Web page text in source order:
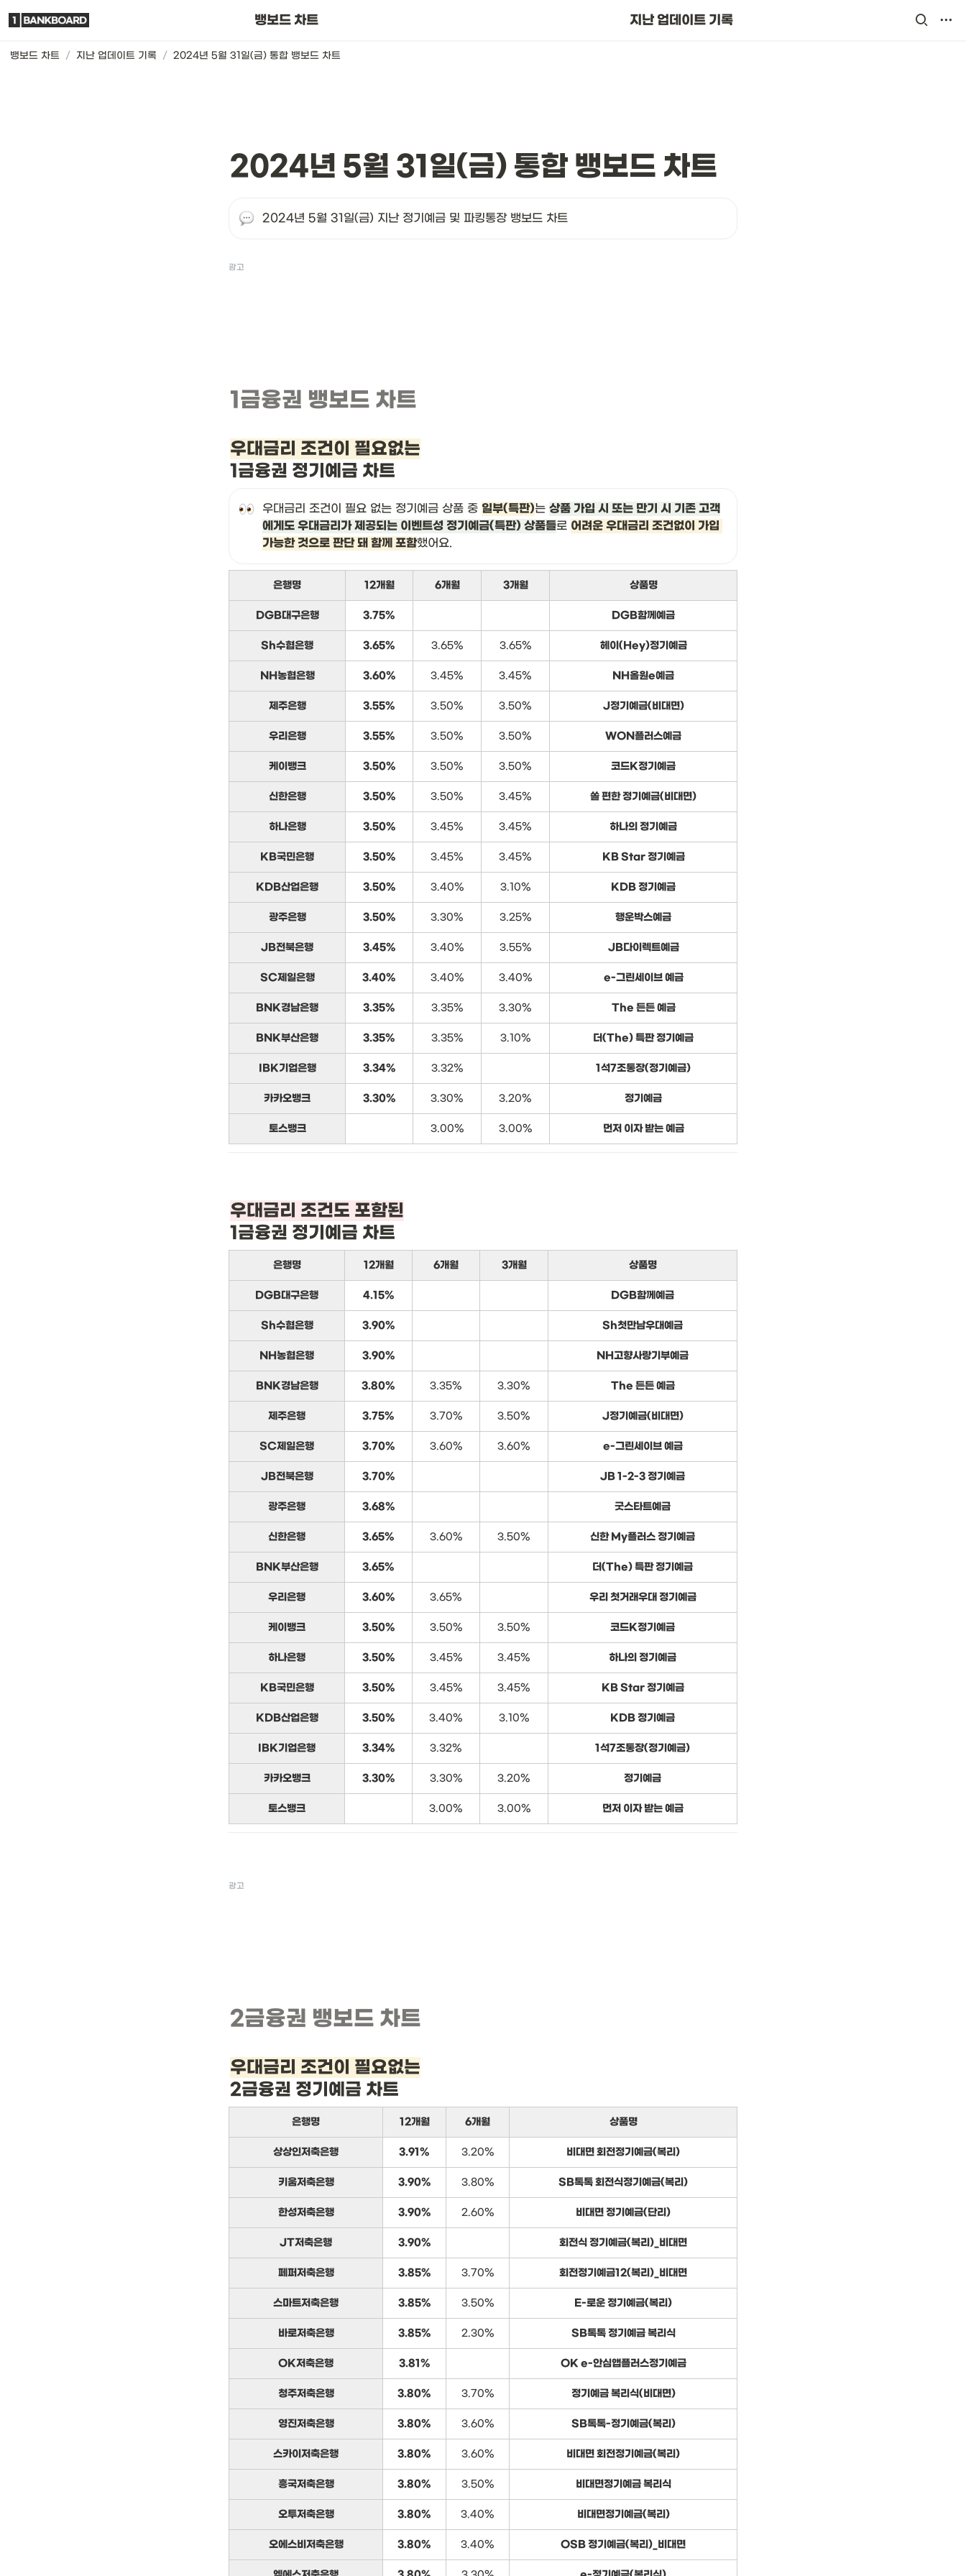
뱅보드 차트 지난 업데이트 기록
뱅보드 차트 / 지난 업데이트 기록 / 2024년 5월 31일(금) 통합 뱅보드 차트
뱅보드 차트는요?
2024년 5월 31일(금) 통합 뱅보드 차트
2024년 5월 31일(금) 지난 정기예금 및 파킹통장 뱅보드 차트
광고
1금융권 뱅보드 차트
우대금리 조건이 필요없는
1금융권 정기예금 차트
우대금리 조건이 필요 없는 정기예금 상품 중 일부(특판)는 상품 가입 시 또는 만기 시 기존 고객
에게도 우대금리가 제공되는 이벤트성 정기예금(특판) 상품들로 어려운 우대금리 조건없이 가입
가능한 것으로 판단 돼 함께 포함했어요.
은행명 12개월 6개월 3개월 상품명
DGB대구은행 3.75% DGB함께예금
Sh수협은행 3.65% 3.65% 3.65% 헤이(Hey)정기예금
NH농협은행 3.60% 3.45% 3.45% NH올원e예금
제주은행 3.55% 3.50% 3.50% J정기예금(비대면)
우리은행 3.55% 3.50% 3.50% WON플러스예금
케이뱅크 3.50% 3.50% 3.50% 코드K정기예금
신한은행 3.50% 3.50% 3.45% 쏠 편한 정기예금(비대면)
하나은행 3.50% 3.45% 3.45% 하나의 정기예금
KB국민은행 3.50% 3.45% 3.45% KB Star 정기예금
KDB산업은행 3.50% 3.40% 3.10% KDB 정기예금
광주은행 3.50% 3.30% 3.25% 행운박스예금
JB전북은행 3.45% 3.40% 3.55% JB다이렉트예금
SC제일은행 3.40% 3.40% 3.40% e-그린세이브 예금
BNK경남은행 3.35% 3.35% 3.30% The 든든 예금
BNK부산은행 3.35% 3.35% 3.10% 더(The) 특판 정기예금
IBK기업은행 3.34% 3.32% 1석7조통장(정기예금)
카카오뱅크 3.30% 3.30% 3.20% 정기예금
토스뱅크 3.00% 3.00% 먼저 이자 받는 예금
1금융권 정기예금 차트
은행명 12개월 6개월 3개월 상품명
DGB대구은행 4.15% DGB함께예금
Sh수협은행 3.90% Sh첫만남우대예금
NH농협은행 3.90% NH고향사랑기부예금
BNK경남은행 3.80% 3.35% 3.30% The 든든 예금
제주은행 3.75% 3.70% 3.50% J정기예금(비대면)
SC제일은행 3.70% 3.60% 3.60% e-그린세이브 예금
JB전북은행 3.70% JB 1-2-3 정기예금
광주은행 3.68% 굿스타트예금
신한은행 3.65% 3.60% 3.50% 신한 My플러스 정기예금
BNK부산은행 3.65% 더(The) 특판 정기예금
우리은행 3.60% 3.65% 우리 첫거래우대 정기예금
케이뱅크 3.50% 3.50% 3.50% 코드K정기예금
하나은행 3.50% 3.45% 3.45% 하나의 정기예금
KB국민은행 3.50% 3.45% 3.45% KB Star 정기예금
KDB산업은행 3.50% 3.40% 3.10% KDB 정기예금
IBK기업은행 3.34% 3.32% 1석7조통장(정기예금)
카카오뱅크 3.30% 3.30% 3.20% 정기예금
토스뱅크 3.00% 3.00% 먼저 이자 받는 예금
광고
2금융권 뱅보드 차트
우대금리 조건이 필요없는
2금융권 정기예금 차트
은행명 12개월 6개월 상품명
상상인저축은행 3.91% 3.20% 비대면 회전정기예금(복리)
키움저축은행 3.90% 3.80% SB톡톡 회전식정기예금(복리)
한성저축은행 3.90% 2.60% 비대면 정기예금(단리)
JT저축은행 3.90% 회전식 정기예금(복리)_비대면
페퍼저축은행 3.85% 3.70% 회전정기예금12(복리)_비대면
스마트저축은행 3.85% 3.50% E-로운 정기예금(복리)
바로저축은행 3.85% 2.30% SB톡톡 정기예금 복리식
OK저축은행 3.81% OK e-안심앱플러스정기예금
청주저축은행 3.80% 3.70% 정기예금 복리식(비대면)
영진저축은행 3.80% 3.60% SB톡톡-정기예금(복리)
스카이저축은행 3.80% 3.60% 비대면 회전정기예금(복리)
흥국저축은행 3.80% 3.50% 비대면정기예금 복리식
오투저축은행 3.80% 3.40% 비대면정기예금(복리)
오에스비저축은행 3.80% 3.40% OSB 정기예금(복리)_비대면